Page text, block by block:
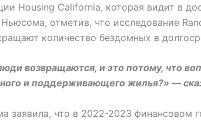
Housing California, которая видит в
отметив, что исследование
количество бездомных в
возвращаются, и это потому, что
и поддерживающего жилья?» —
заявила, что в 2022-2023 финансовом